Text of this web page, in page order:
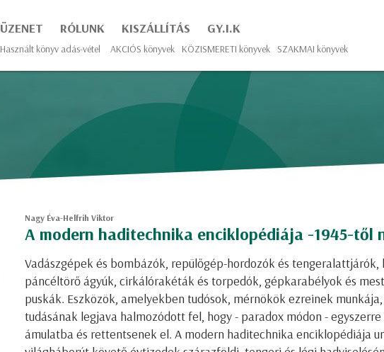
ÜZENET RÓLUNK KISZÁLLÍTÁS GY.I.K
Használt könyv adás-vétel AKCIÓS könyvek KÖZISMERETI könyvek SZAKMAI könyvek
Nagy Éva-Helfrih Viktor
A modern haditechnika enciklopédiája -1945-től
Vadászgépek és bombázók, repülőgép-hordozók és tengeralattjárók,
páncéltörő ágyúk, cirkálórakéták és torpedók, gépkarabélyok és
puskák. Eszközök, amelyekben tudósok, mérnökök ezreinek
tudásának legjava halmozódott fel, hogy - paradox módon -
ámulatba és rettentsenek el. A modern haditechnika enciklopédiája